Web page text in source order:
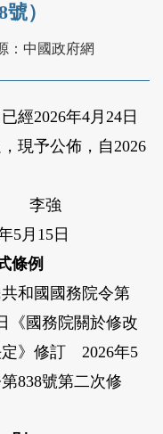
）
：中國政府網
2026年4月24日
現予公佈，自2026
李強
年5月15日
條例
共和國國務院令第
《國務院關於修改
定》修訂 2026年5
838號第二次修